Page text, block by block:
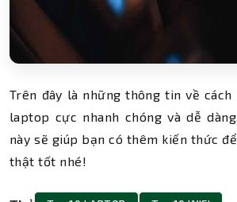
Trên đây là những thông tin về
laptop cực nhanh chóng và dễ
này sẽ giúp bạn có thêm kiến thức
thật tốt nhé!